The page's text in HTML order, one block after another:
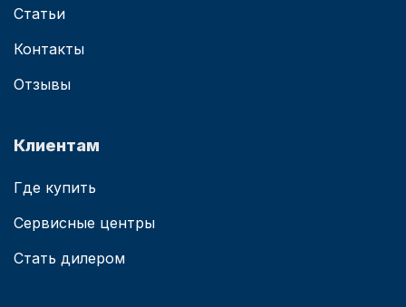
Статьи
Контакты
Отзывы
Клиентам
Где купить
Сервисные центры
Стать дилером